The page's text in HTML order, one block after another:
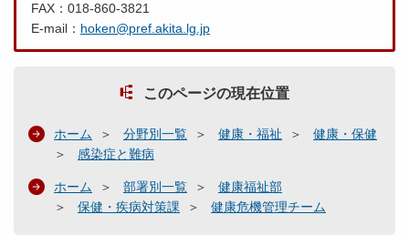
FAX：018-860-3821
E-mail： hoken@pref.akita.lg.jp
このページの現在位置
ホーム 分野別一覧 健康・福祉
健康・保健
感染症と難病
ホーム 部署別一覧
健康福祉部
保健・疾病対策課
健康危機管理チーム